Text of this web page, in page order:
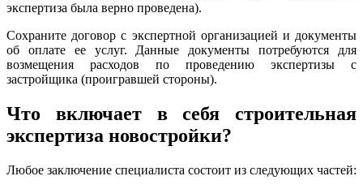
экспертиза была верно проведена).
Сохраните договор с экспертной организацией и документы
об оплате ее услуг. Данные документы потребуются для
возмещения расходов по проведению экспертизы с
застройщика (проигравшей стороны).
Что включает в себя строительная
экспертиза новостройки?
Любое заключение специалиста состоит из следующих частей: